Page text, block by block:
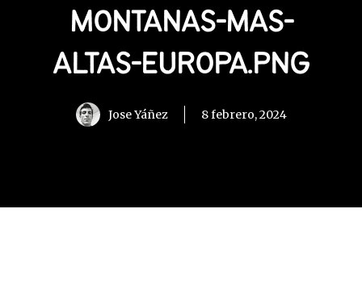
MONTANAS-MAS-
ALTAS-EUROPA.PNG
Jose Yáñez 8 febrero, 2024